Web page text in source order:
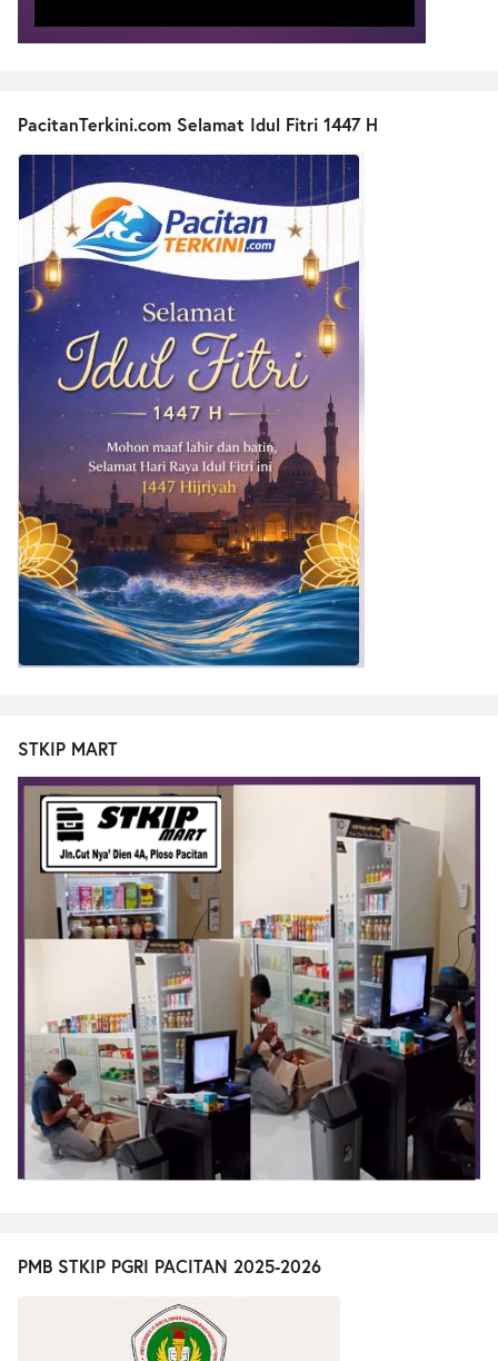
PacitanTerkini.com Selamat Idul Fitri 1447 H
STKIP MART
PMB STKIP PGRI PACITAN 2025-2026